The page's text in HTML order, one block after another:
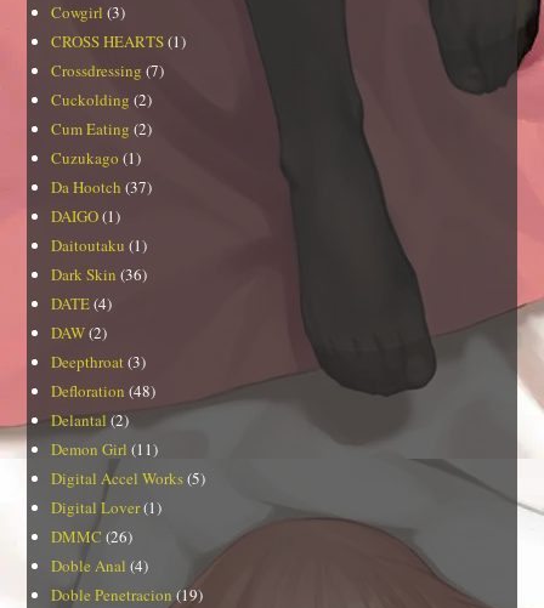
Cowgirl (3)
CROSS HEARTS(1)
Crossdressing (7)
Cuckolding (2)
Cum Eating (2)
Cuzukago (1)
Da Hootch (37)
DAIGO(1)
Daitoutaku (1)
Dark Skin (36)
DATE(4)
DAW(2)
Deepthroat (3)
Defloration (48)
Delantal (2)
Demon Girl (11)
Digital Accel Works(5)
Digital Lover(1)
DMMC (26)
Doble Anal (4)
Doble Penetracion (19)